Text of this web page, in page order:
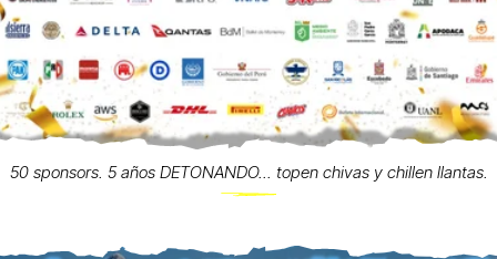
50 sponsors. 5 años DETONANDO... topen chivas y chillen llantas.